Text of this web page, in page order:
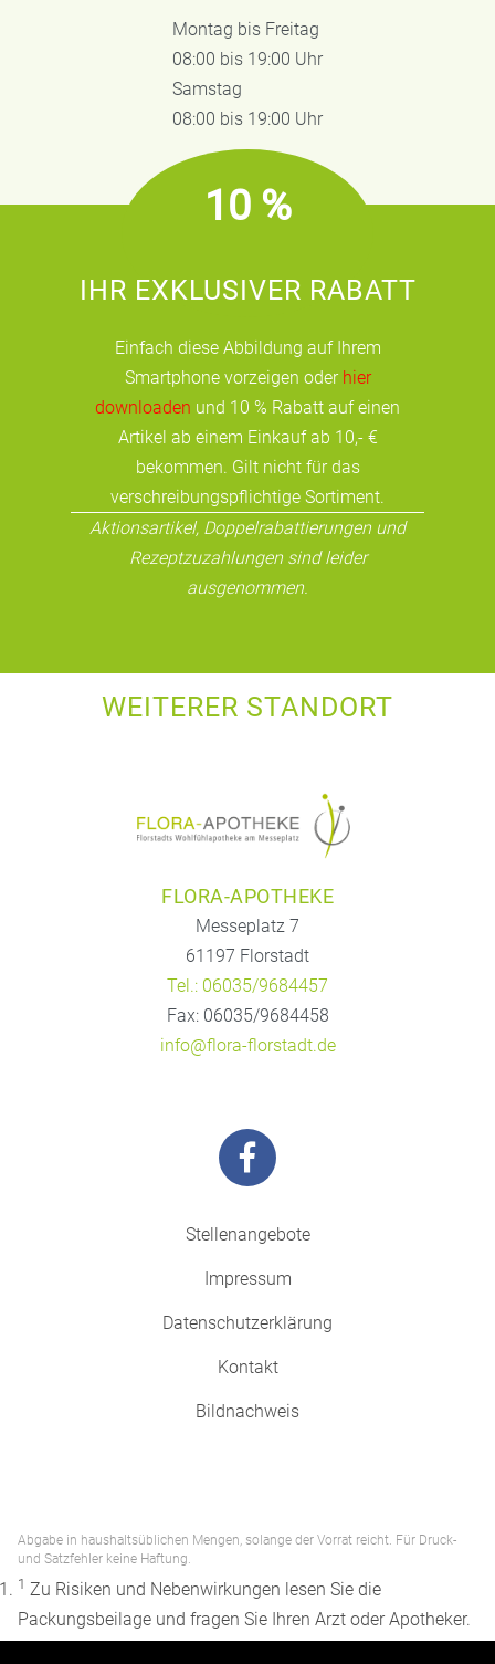
Montag bis Freitag
08:00 bis 19:00 Uhr
Samstag
08:00 bis 19:00 Uhr
10 %
IHR EXKLUSIVER RABATT
Einfach diese Abbildung auf Ihrem
Smartphone vorzeigen oder hier
downloaden und 10 % Rabatt auf einen
Artikel ab einem Einkauf ab 10,- €
bekommen. Gilt nicht für das
verschreibungspflichtige Sortiment.
Aktionsartikel, Doppelrabattierungen und
Rezeptzuzahlungen sind leider
ausgenommen.
WEITERER STANDORT
FLORA-APOTHEKE
Messeplatz 7
61197 Florstadt
Tel.: 06035/9684457
Fax: 06035/9684458
info@flora-florstadt.de
Stellenangebote
Impressum
Datenschutzerklärung
Kontakt
Bildnachweis
Abgabe in haushaltsüblichen Mengen, solange der Vorrat reicht. Für Druck-
und Satzfehler keine Haftung.
1 Zu Risiken und Nebenwirkungen lesen Sie die
Packungsbeilage und fragen Sie Ihren Arzt oder Apotheker.